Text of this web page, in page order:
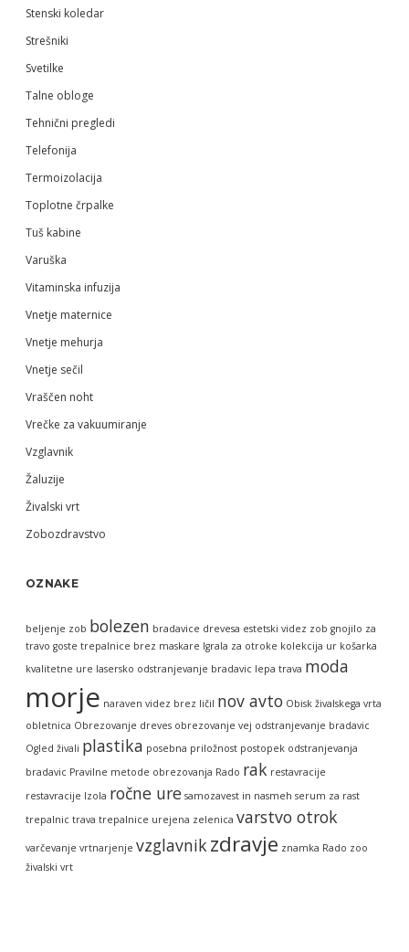
Stenski koledar
Strešniki
Svetilke
Talne obloge
Tehnični pregledi
Telefonija
Termoizolacija
Toplotne črpalke
Tuš kabine
Varuška
Vitaminska infuzija
Vnetje maternice
Vnetje mehurja
Vnetje sečil
Vraščen noht
Vrečke za vakuumiranje
Vzglavnik
Žaluzije
Živalski vrt
Zobozdravstvo
OZNAKE
beljenje zob bolezen bradavice drevesa estetski videz zob gnojilo za
travo goste trepalnice brez maskare Igrala za otroke kolekcija ur košarka
kvalitetne ure lasersko odstranjevanje bradavic lepa trava moda
morje naraven videz brez ličil nov avto Obisk živalskega vrta
obletnica Obrezovanje dreves obrezovanje vej odstranjevanje bradavic
Ogled živali plastika posebna priložnost postopek odstranjevanja
bradavic Pravilne metode obrezovanja Rado rak restavracije
restavracije Izola ročne ure samozavest in nasmeh serum za rast
trepalnic trava trepalnice urejena zelenica varstvo otrok
varčevanje vrtnarjenje vzglavnikzdravje znamka Rado zoo
živalski vrt